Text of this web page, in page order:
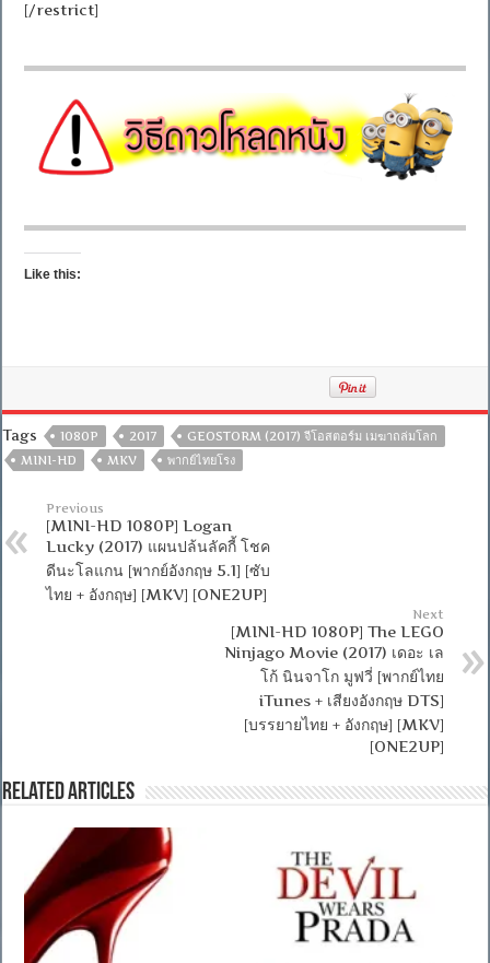
[/restrict]
Like this:
Tags 1080P 2017
GEOSTORM (2017) จีโอสตอร์ม เมฆาถล่มโลก
MINI-HD
MKV พากย์ไทยโรง
Previous
[MINI-HD 1080P] Logan
Lucky (2017) แผนปล้นลัคกี้ โชค
ดีนะโลแกน [พากย์อังกฤษ 5.1] [ซับ
ไทย + อังกฤษ] [MKV] [ONE2UP]
Next
[MINI-HD 1080P] The LEGO
Ninjago Movie (2017) เดอะ เล
โก้ นินจาโก มูฟวี่ [พากย์ไทย
iTunes + เสียงอังกฤษ DTS]
[บรรยายไทย + อังกฤษ] [MKV]
[ONE2UP]
Related Articles